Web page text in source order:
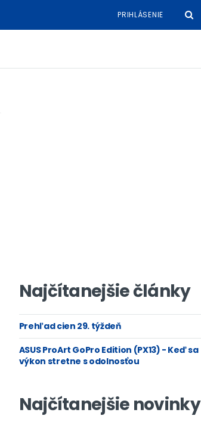
PRIHLÁSENIE
Najčítanejšie články
Prehľad cien 29. týždeň
ASUS ProArt GoPro Edition (PX13) - Keď sa
výkon stretne s odolnosťou
Najčítanejšie novinky